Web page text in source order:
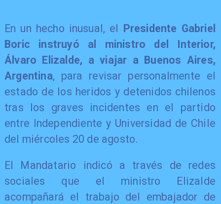
En un hecho inusual, el Presidente Gabriel
Boric instruyó al ministro del Interior,
Álvaro Elizalde, a viajar a Buenos Aires,
Argentina, para revisar personalmente el
estado de los heridos y detenidos chilenos
tras los graves incidentes en el partido
entre Independiente y Universidad de Chile
del miércoles 20 de agosto.
El Mandatario indicó a través de redes
sociales que el ministro Elizalde
acompañará el trabajo del embajador de